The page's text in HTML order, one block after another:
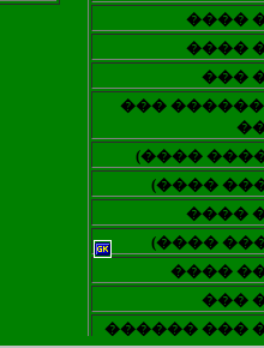
����
����
���
���
(����
(����
����
(����
����
���
������ ���